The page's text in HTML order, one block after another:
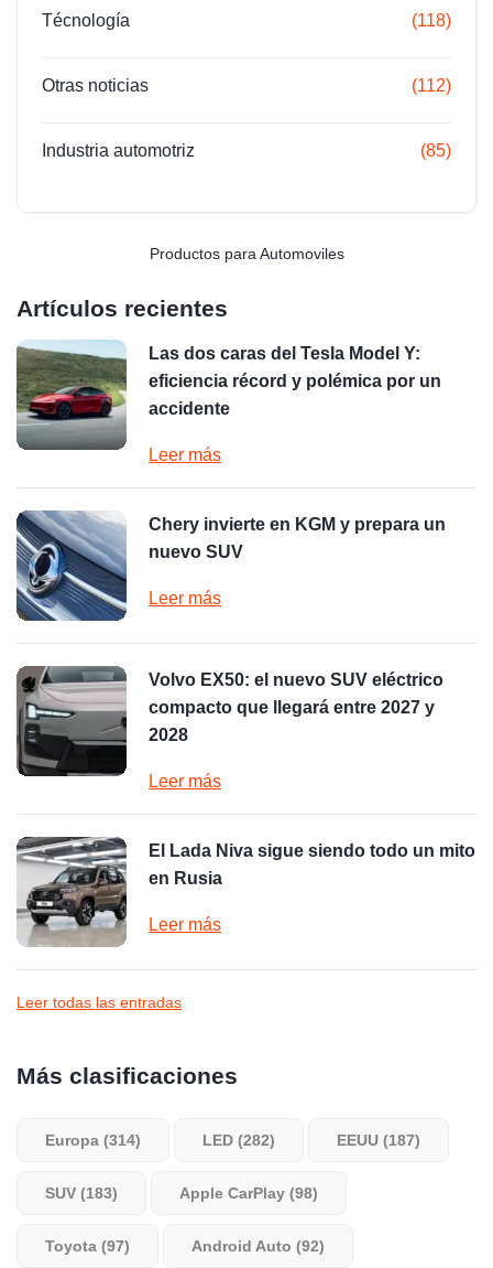
Técnología (118)
Otras noticias (112)
Industria automotriz (85)
Productos para Automoviles
Artículos recientes
Las dos caras del Tesla Model Y:
eficiencia récord y polémica por un
accidente
Leer más
Chery invierte en KGM y prepara un
nuevo SUV
Leer más
Volvo EX50: el nuevo SUV eléctrico
compacto que llegará entre 2027 y
2028
Leer más
El Lada Niva sigue siendo todo un mito
en Rusia
Leer más
Leer todas las entradas
Más clasificaciones
Europa (314) LED (282) EEUU (187)
SUV (183) Apple CarPlay (98)
Toyota (97) Android Auto (92)